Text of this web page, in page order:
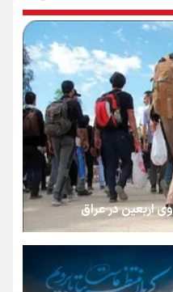
امنیت انرژی
جهان را شیفته کرد
یک استخوان، یک نسل، یک توهم!
برای شنیدن صدای رئیس‌جمهوری